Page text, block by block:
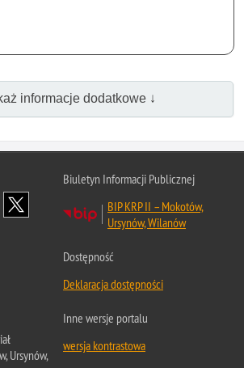
informacje dodatkowe ↓
Biuletyn Informacji Publicznej
BIP KRP II – Mokotów,
Ursynów, Wilanów
Dostępność
Deklaracja dostępności
Ursynów,
Inne wersje portalu
wersja kontrastowa